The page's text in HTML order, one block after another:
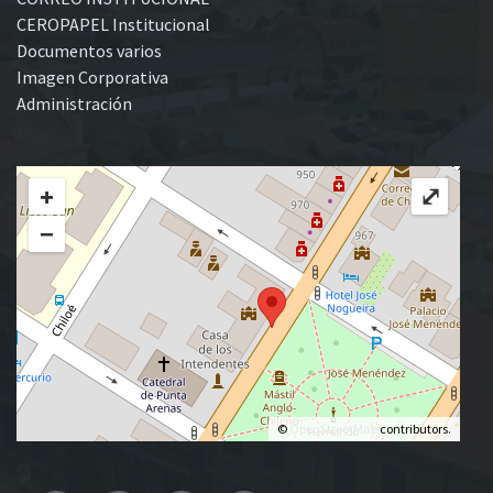
CEROPAPEL Institucional
Documentos varios
Imagen Corporativa
Administración
+
−
© OpenStreetMap contributors.
⤢